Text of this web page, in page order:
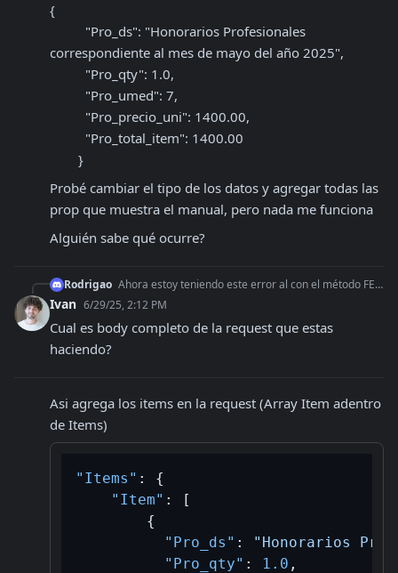
{
correspondiente al mes de mayo del año 2025",
          "Pro_qty": 1.0,
          "Pro_umed": 7,
          "Pro_precio_uni": 1400.00,
          "Pro_total_item": 1400.00
        }
Probé cambiar el tipo de los datos y agregar todas las
prop que muestra el manual, pero nada me funciona
Alguién sabe qué ocurre?
Rodrigao Ahora estoy teniendo este error al con el método FEXAuthorize para crear la factura: "FEXErr": { "ErrCode": 1666, "ErrMsg": "Campo Cmp.Items invalido (sin o
Ivan 6/29/25, 2:12 PM
Cual es body completo de la request que estas
haciendo?
Asi agrega los items en la request (Array Item adentro
de Items)
"Items" :
{
"Item" :
[
{
"Pro_ds" :
"Honorarios
"Pro_qty" : 1.0 ,